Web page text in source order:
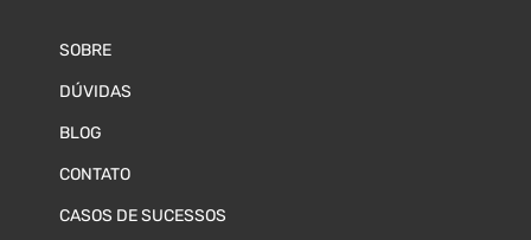
SOBRE
DÚVIDAS
BLOG
CONTATO
CASOS DE SUCESSOS